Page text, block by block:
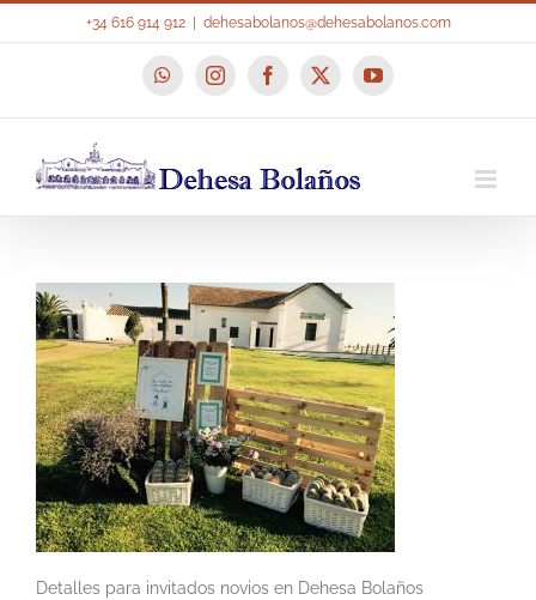
+34 616 914 912 dehesabolanos@dehesabolanos.com
WhatsAppInstagramFacebook
X YouTube
Detalles para invitados novios en Dehesa Bolaños